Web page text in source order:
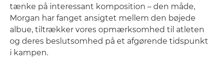
tænke på interessant komposition – den måde,
Morgan har fanget ansigtet mellem den bøjede
albue, tiltrækker vores opmærksomhed til atleten
og deres beslutsomhed på et afgørende tidspunkt
i kampen.